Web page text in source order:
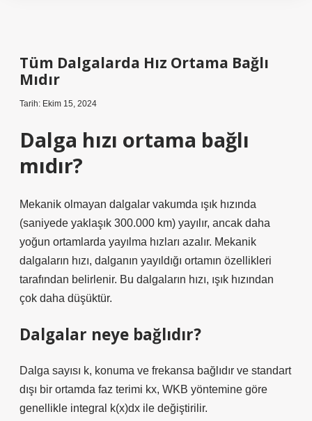
Tüm Dalgalarda Hız Ortama Bağlı
Mıdır
Tarih: Ekim 15, 2024
Dalga hızı ortama bağlı
mıdır?
Mekanik olmayan dalgalar vakumda ışık hızında
(saniyede yaklaşık 300.000 km) yayılır, ancak daha
yoğun ortamlarda yayılma hızları azalır. Mekanik
dalgaların hızı, dalganın yayıldığı ortamın özellikleri
tarafından belirlenir. Bu dalgaların hızı, ışık hızından
çok daha düşüktür.
Dalgalar neye bağlıdır?
Dalga sayısı k, konuma ve frekansa bağlıdır ve standart
dışı bir ortamda faz terimi kx, WKB yöntemine göre
genellikle integral k(x)dx ile değiştirilir.